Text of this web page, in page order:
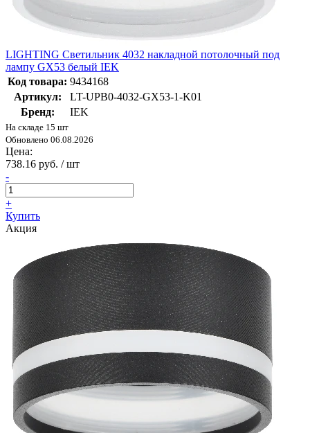
LIGHTING Светильник 4032 накладной потолочный под
лампу GX53 белый IEK
Код товара: 9434168
Артикул:
LT-UPB0-4032-GX53-1-K01
Бренд:
IEK
На складе 15 шт
Обновлено 06.08.2026
Цена:
738.16 руб. / шт
-
+
Купить
Акция